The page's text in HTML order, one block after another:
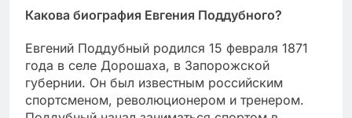
Какова биография Евгения Поддубного?
Евгений Поддубный родился 15 февраля 1871
года в селе Дорошаха, в Запорожской
губернии. Он был известным российским
спортсменом, революционером и тренером.